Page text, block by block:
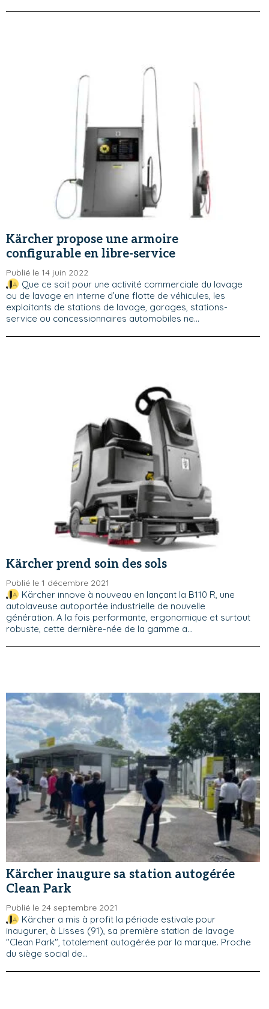
Kärcher propose une armoire
configurable en libre-service
Publié le 14 juin 2022
Que ce soit pour une activité commerciale du lavage
ou de lavage en interne d’une flotte de véhicules, les
exploitants de stations de lavage, garages, stations-
service ou concessionnaires automobiles ne...
Kärcher prend soin des sols
Publié le 1 décembre 2021
Kärcher innove à nouveau en lançant la B110 R, une
autolaveuse autoportée industrielle de nouvelle
génération. A la fois performante, ergonomique et surtout
robuste, cette dernière-née de la gamme a...
Kärcher inaugure sa station autogérée
Clean Park
Publié le 24 septembre 2021
Kärcher a mis à profit la période estivale pour
inaugurer, à Lisses (91), sa première station de lavage
"Clean Park", totalement autogérée par la marque. Proche
du siège social de...